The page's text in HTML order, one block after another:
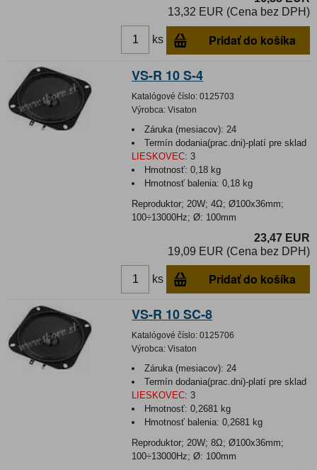
13,32 EUR (Cena bez DPH)
ks Pridať do košíka
VS-R 10 S-4
Katalógové číslo: 0125703
Výrobca: Visaton
Záruka (mesiacov): 24
Termín dodania(prac.dni)-platí pre sklad
LIESKOVEC: 3
Hmotnosť:0,18 kg
Hmotnosť balenia:0,18 kg
Reproduktor; 20W; 4Ω; Ø100x36mm;
100÷13000Hz; Ø: 100mm
23,47 EUR
19,09 EUR (Cena bez DPH)
ks Pridať do košíka
VS-R 10 SC-8
Katalógové číslo: 0125706
Výrobca: Visaton
Záruka (mesiacov): 24
Termín dodania(prac.dni)-platí pre sklad
LIESKOVEC: 3
Hmotnosť:0,2681 kg
Hmotnosť balenia:0,2681 kg
Reproduktor; 20W; 8Ω; Ø100x36mm;
100÷13000Hz; Ø: 100mm